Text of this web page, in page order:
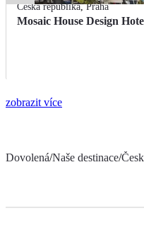
Česká republika,Praha
Mosaic House Design
zobrazit více
Dovolená/Naše destinace/